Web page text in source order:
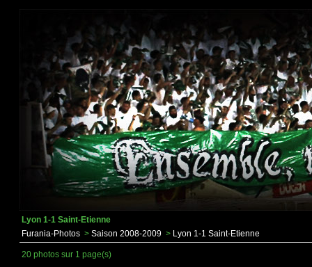
Lyon 1-1 Saint-Etienne
Furania-Photos > Saison 2008-2009 > Lyon 1-1 Saint-Etienne
20 photos sur 1 page(s)